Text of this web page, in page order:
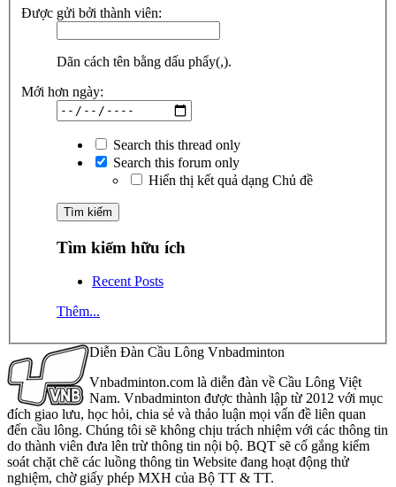
Được gửi bởi thành viên:
Dãn cách tên bằng dấu phẩy(,).
Mới hơn ngày:
Search this thread only
Search this forum only
Hiển thị kết quả dạng Chủ đề
Tìm kiếm hữu ích
Recent Posts
Thêm...
Diễn Đàn Cầu Lông Vnbadminton
Vnbadminton.com là diễn đàn về Cầu Lông Việt
Nam. Vnbadminton được thành lập từ 2012 với mục
đích giao lưu, học hỏi, chia sẻ và thảo luận mọi vấn đề liên quan
đến cầu lông. Chúng tôi sẽ không chịu trách nhiệm với các thông tin
do thành viên đưa lên trừ thông tin nội bộ. BQT sẽ cố gắng kiểm
soát chặt chẽ các luồng thông tin Website đang hoạt động thử
nghiệm, chờ giấy phép MXH của Bộ TT & TT.